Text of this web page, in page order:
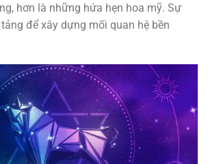
hơn là những hứa hẹn hoa mỹ. Sự
để xây dựng mối quan hệ bền